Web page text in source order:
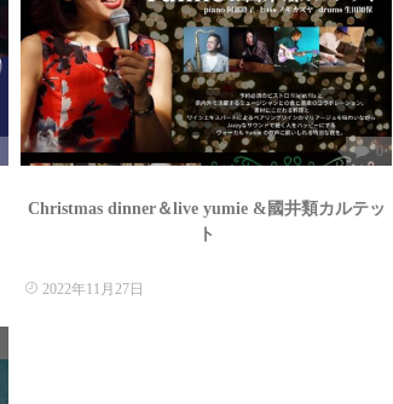
0
Christmas dinner＆live yumie &國井類カルテッ
ト
2022年11月27日